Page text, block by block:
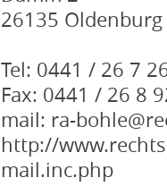
26135 Oldenburg
Tel: 0441 / 26 7
Fax: 0441 / 26 8
mail: ra-
http://
mail.inc.php